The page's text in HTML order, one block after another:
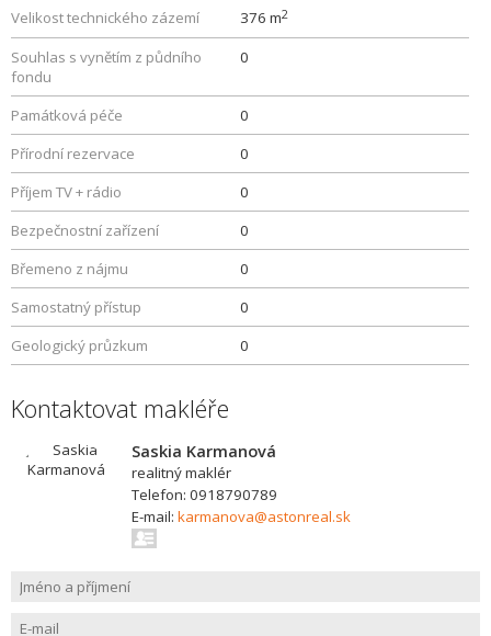
Velikost technického zázemí 376 m2
Souhlas s vynětím z půdního
fondu
0
Památková péče
0
Přírodní rezervace
0
Příjem TV + rádio
0
Bezpečnostní zařízení
0
Břemeno z nájmu
0
Samostatný přístup
0
Geologický průzkum
0
Kontaktovat makléře
Saskia Karmanová
realitný maklér
Telefon: 0918790789
E-mail: karmanova@astonreal.sk